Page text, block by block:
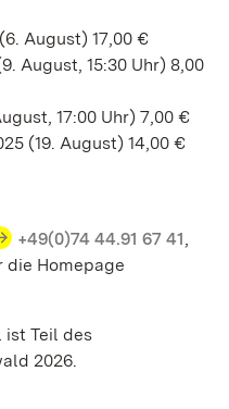
August) 17,00 €
August, 15:30 Uhr) 8,00
17:00 Uhr) 7,00 €
(19. August) 14,00 €
+49(0)74 44.91 67 41,
die Homepage
ist Teil des
2026.